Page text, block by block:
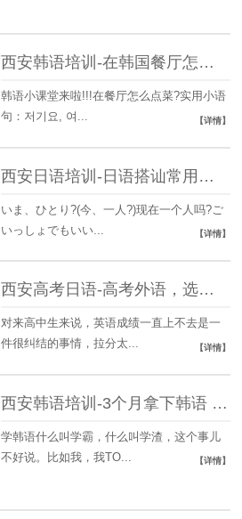
西安韩语培训-在韩国餐厅怎么点菜？
韩语小课堂来啦!!!在餐厅怎么点菜?实用小语
句：저기요, 여...
【详情】
西安日语培训-日语搭讪常用的表达
いま、ひとり?(今、一人?)现在一个人吗?ご
いっしょでもいい...
【详情】
西安高考日语-高考外语，选择小语种的优势在哪里
对来高中生来说，英语成绩一直上不去是一
件很纠结的事情，拉分太...
【详情】
西安韩语培训-3个月拿下韩语 TOPIK5级的经验分享
学韩语什么叫学霸，什么叫学渣，这个事儿
不好说。比如我，我TO...
【详情】